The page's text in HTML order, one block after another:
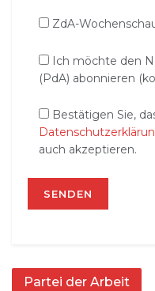
ZdA-
Ich möchte den
(PdA) abonnieren
Bestätigen Sie,
auch akzeptieren.
Partei der Arbeit